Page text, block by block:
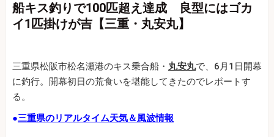
船キス釣りで100匹超え達成 良型にはゴカ
イ1匹掛けが吉【三重・丸安丸】
三重県松阪市松名瀬港のキス乗合船・ 丸安丸で、6月1日開幕
に釣行。開幕初日の荒食いを堪能してきたのでレポートす
る。
●三重県のリアルタイム天気＆風波情報